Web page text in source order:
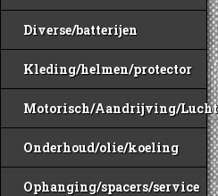
Diverse/batterijen
Kleding/helmen/protector
Motorisch/Aandrijving/Lucht/
Onderhoud/olie/koeling
Ophanging/spacers/service